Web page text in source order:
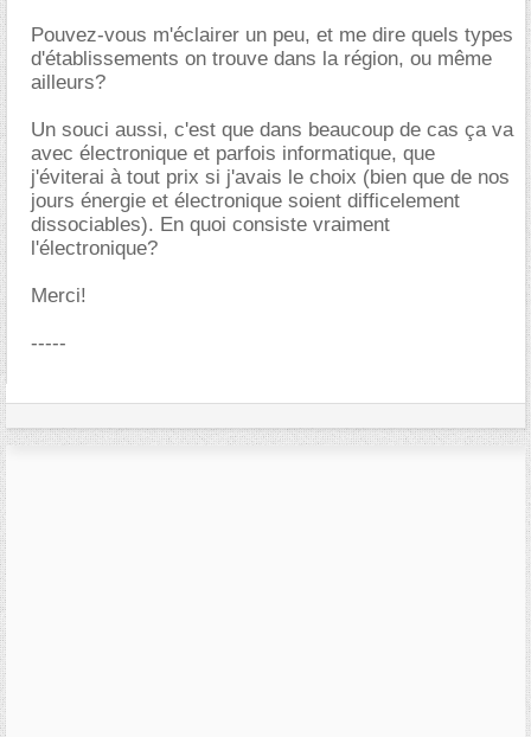
Pouvez-vous m'éclairer un peu, et me dire quels types
d'établissements on trouve dans la région, ou même
ailleurs?
Un souci aussi, c'est que dans beaucoup de cas ça va
avec électronique et parfois informatique, que
j'éviterai à tout prix si j'avais le choix (bien que de nos
jours énergie et électronique soient difficelement
dissociables). En quoi consiste vraiment
l'électronique?
Merci!
-----